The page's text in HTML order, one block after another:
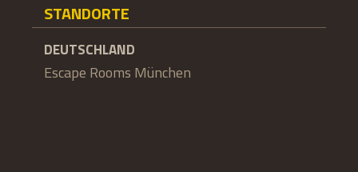
STANDORTE
DEUTSCHLAND
Escape Rooms München